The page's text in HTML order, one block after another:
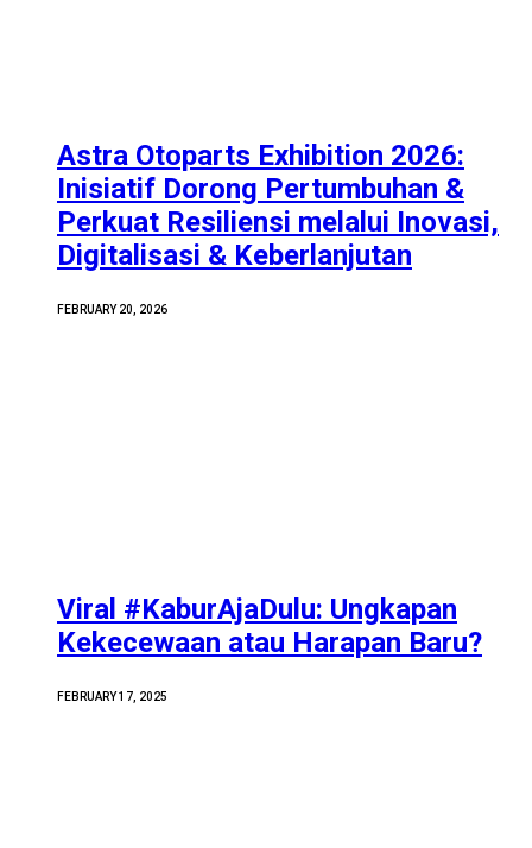
Astra Otoparts Exhibition 2026:
Inisiatif Dorong Pertumbuhan &
Perkuat Resiliensi melalui Inovasi,
Digitalisasi & Keberlanjutan
FEBRUARY 20, 2026
Viral #KaburAjaDulu: Ungkapan
Kekecewaan atau Harapan Baru?
FEBRUARY 17, 2025